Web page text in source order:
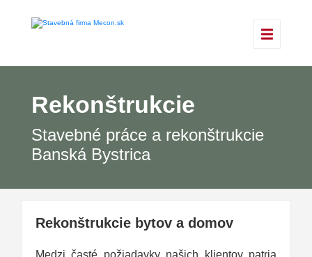
Rekonštrukcie
Stavebné práce a rekonštrukcie
Banská Bystrica
Rekonštrukcie bytov a domov
Medzi časté požiadavky našich klientov patria